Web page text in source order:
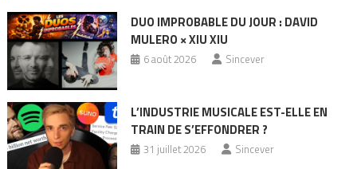
DUO IMPROBABLE DU JOUR : DAVID
MULERO × XIU XIU
6 août 2026 Sincever
L’INDUSTRIE MUSICALE EST-ELLE EN
TRAIN DE S’EFFONDRER ?
31 juillet 2026 Sincever